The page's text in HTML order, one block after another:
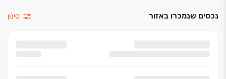
נכסים שנמכרו באזור סינון